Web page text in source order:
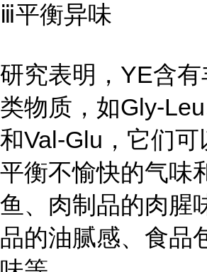
ⅲ平衡异味
研究表明，YE含
类物质，如Gly-
和Val-Glu，它们可
平衡不愉快的气味
鱼、肉制品的肉腥
品的油腻感、食品